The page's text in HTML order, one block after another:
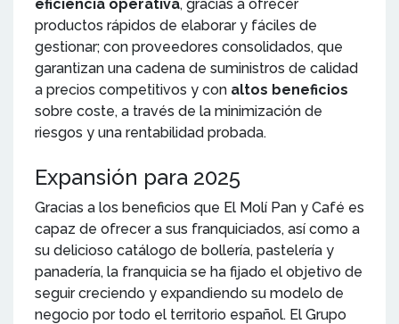
eficiencia operativa, gracias a ofrecer
productos rápidos de elaborar y fáciles de
gestionar; con proveedores consolidados, que
garantizan una cadena de suministros de calidad
a precios competitivos y con altos beneficios
sobre coste, a través de la minimización de
riesgos y una rentabilidad probada.
Expansión para 2025
Gracias a los beneficios que El Molí Pan y Café es
capaz de ofrecer a sus franquiciados, así como a
su delicioso catálogo de bollería, pastelería y
panadería, la franquicia se ha fijado el objetivo de
seguir creciendo y expandiendo su modelo de
negocio por todo el territorio español. El Grupo